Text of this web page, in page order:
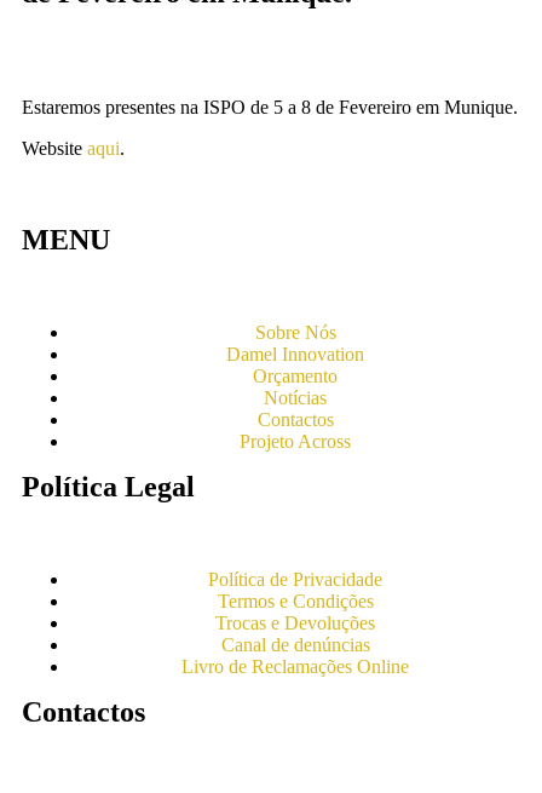
Estaremos presentes na ISPO de 5 a 8 de Fevereiro em Munique.
Website aqui.
MENU
Sobre Nós
Damel Innovation
Orçamento
Notícias
Contactos
Projeto Across
Política Legal
Política de Privacidade
Termos e Condições
Trocas e Devoluções
Canal de denúncias
Livro de Reclamações Online
Contactos